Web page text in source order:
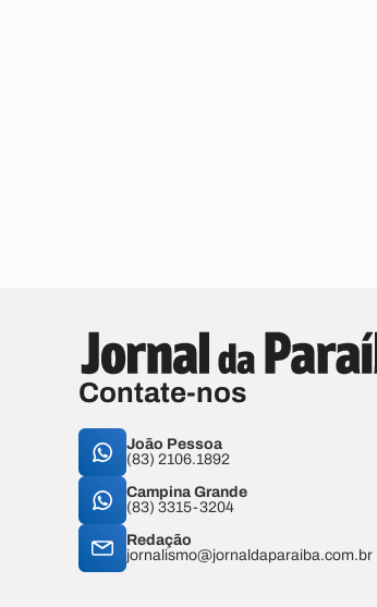
Contate-nos
João Pessoa
(83) 2106.1892
Campina Grande
(83) 3315-3204
Redação
jornalismo@jornaldaparaiba.com.br